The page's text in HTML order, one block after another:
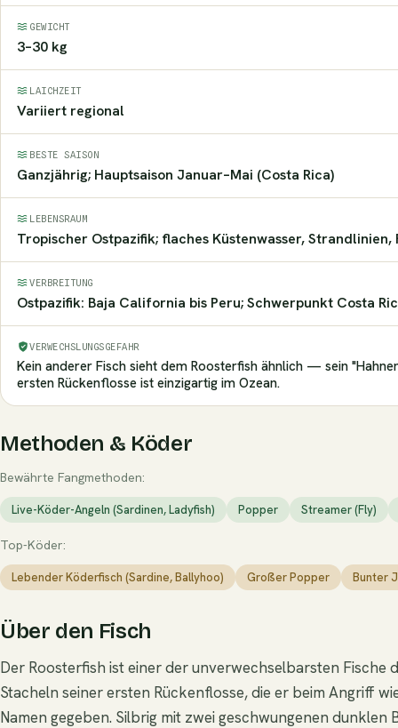
GEWICHT
3–30 kg
LAICHZEIT
Variiert regional
BESTE SAISON
Ganzjährig; Hauptsaison Januar–Mai (Costa Rica)
LEBENSRAUM
Tropischer Ostpazifik; flaches Küstenwasser,
VERBREITUNG
Ostpazifik: Baja California bis Peru; Schwerpunkt Costa
VERWECHSLUNGSGEFAHR
Kein anderer Fisch sieht dem Roosterfish ähnlich — sein
ersten Rückenflosse ist einzigartig im Ozean.
Methoden & Köder
Bewährte Fangmethoden:
Live-Köder-Angeln (Sardinen, Ladyfish) Popper Streamer (Fly)
Top-Köder:
Lebender Köderfisch (Sardine, Ballyhoo) Großer Popper Bunter
Über den Fisch
Der Roosterfish ist einer der unverwechselbarsten Fische
Stacheln seiner ersten Rückenflosse, die er beim Angriff
Namen gegeben. Silbrig mit zwei geschwungenen